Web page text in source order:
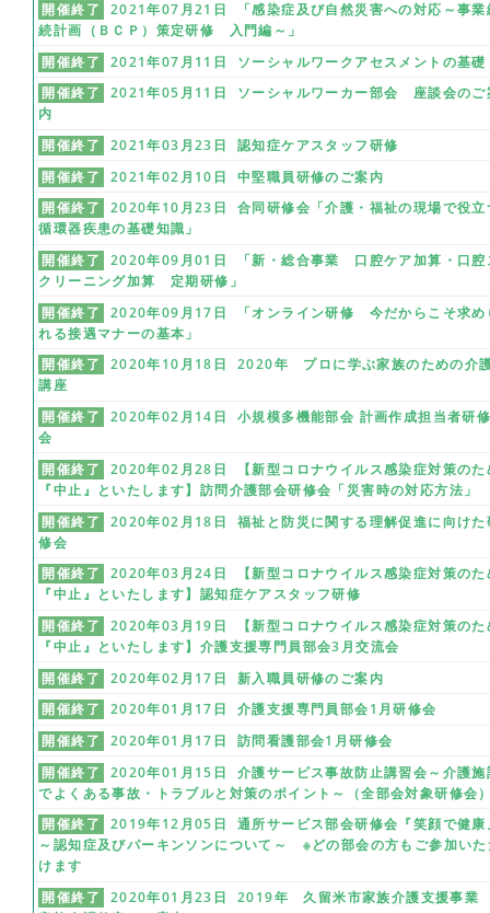
開催終了
2021年07月21日 「感染症及び自然災害への対応～事業
続計画（ＢＣＰ）策定研修 入門編～」
開催終了
2021年07月11日 ソーシャルワークアセスメントの基礎
開催終了
2021年05月11日 ソーシャルワーカー部会 座談会のご
内
開催終了
2021年03月23日 認知症ケアスタッフ研修
開催終了
2021年02月10日 中堅職員研修のご案内
開催終了
2020年10月23日 合同研修会「介護・福祉の現場で役立
循環器疾患の基礎知識」
開催終了
2020年09月01日 「新・総合事業 口腔ケア加算・口腔
クリーニング加算 定期研修」
開催終了
2020年09月17日 「オンライン研修 今だからこそ求め
れる接遇マナーの基本」
開催終了
2020年10月18日 2020年 プロに学ぶ家族のための介
講座
開催終了
2020年02月14日 小規模多機能部会 計画作成担当者研
会
開催終了
2020年02月28日 【新型コロナウイルス感染症対策のた
『中止』といたします】訪問介護部会研修会「災害時の対応方法」
開催終了
2020年02月18日 福祉と防災に関する理解促進に向けた
修会
開催終了
2020年03月24日 【新型コロナウイルス感染症対策のた
『中止』といたします】認知症ケアスタッフ研修
開催終了
2020年03月19日 【新型コロナウイルス感染症対策のた
『中止』といたします】介護支援専門員部会3月交流会
開催終了
2020年02月17日 新入職員研修のご案内
開催終了
2020年01月17日 介護支援専門員部会1月研修会
開催終了
2020年01月17日 訪問看護部会1月研修会
開催終了
2020年01月15日 介護サービス事故防止講習会～介護施
でよくある事故・トラブルと対策のポイント～（全部会対象研修会
開催終了
2019年12月05日 通所サービス部会研修会『笑顔で健康
～認知症及びパーキンソンについて～ ※どの部会の方もご参加い
けます
開催終了
2020年01月23日 2019年 久留米市家族介護支援事